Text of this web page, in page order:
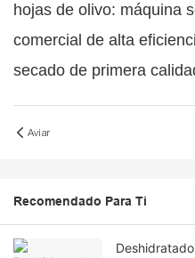
Aviar
Recomendado Para Ti